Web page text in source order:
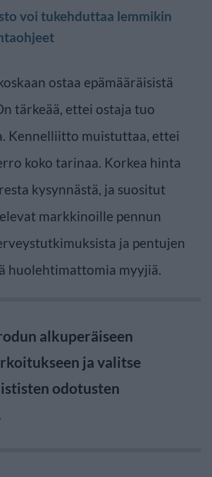
voi tukehduttaa lemmikin
ostaa epämääräisistä
tärkeää, ettei ostaja tuo
Kennelliitto muistuttaa, ettei
koko tarinaa. Korkea hinta
kysynnästä, ja suositut
markkinoille pennun
ja pentujen
huolehtimattomia myyjiä.
alkuperäiseen
ja valitse
odotusten